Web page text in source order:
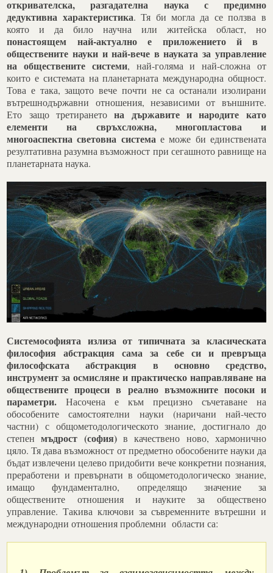
откривателска, разгадателна наука с предимно
дедуктивна характеристика. Тя би могла да се ползва в
която и да било научна или житейска област, но
понастоящем най-актуално е приложението й в
обществените науки и най-вече в науката за управление
на обществените системи, най-голяма и най-сложна от
които е системата на планетарната международна общност.
Това е така, защото вече почти не са останали изолирани
вътрешнодържавни отношения, независими от външните.
Ето защо третиранетона държавите и народите като
елементи на свръхсложна, многопластова и
многоаспектна световна системае може би единствената
резултативна разумна възможност при сегашното равнище на
планетарната наука.
Системософията излиза от типичната за класическата
философия абстракция сама за себе си и превръща
философската абстракция в основно средство,
инструмент за осмисляне и практическо направляване на
обществените процеси в реално възможните посоки и
параметри. Насочена е към прецизно съчетаване на
обособените самостоятелни науки (наричани най-често
частни) с общометодологическото знание, достигнало до
степенмъдрост (софия)в качествено ново, хармонично
цяло. Тя дава възможност от предметно обособените науки да
бъдат извлечени целево придобити вече конкретни познания,
преработени и превърнати в общометодологическо знание,
имащо фундаментално, определящо значение за
обществените отношения и науките за обществено
управление. Такива ключови за съвременните вътрешни и
международни отношения проблемни области са: